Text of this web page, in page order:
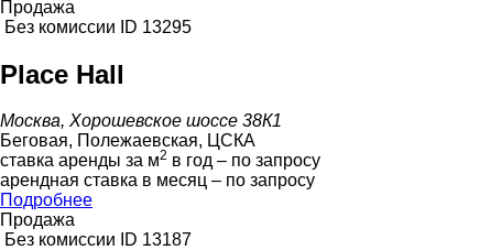
Продажа
Без комиссии
ID 13295
Place Hall
Москва, Хорошевское шоссе 38К1
Беговая, Полежаевская, ЦСКА
ставка аренды за м2 в год – по запросу
арендная ставка в месяц – по запросу
Подробнее
Продажа
Без комиссии
ID 13187